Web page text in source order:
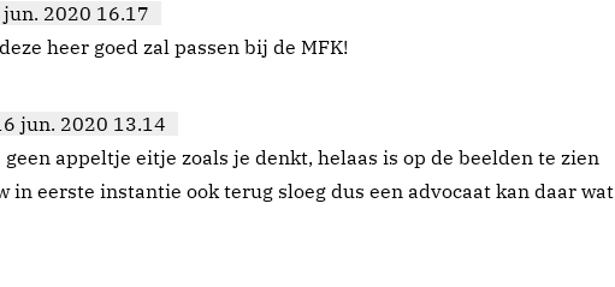
jun. 2020 16.17
heer goed zal passen bij de MFK!
jun. 2020 13.14
geen appeltje eitje zoals je denkt, helaas is op de beelden te zien
in eerste instantie ook terug sloeg dus een advocaat kan daar wat